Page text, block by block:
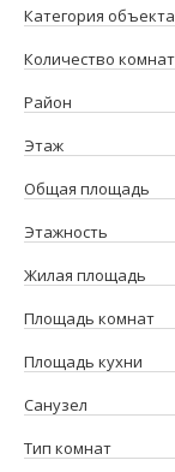
Категория объекта
Количество комнат
Район
Этаж
Общая площадь
Этажность
Жилая площадь
Площадь комнат
Площадь кухни
Санузел
Тип комнат